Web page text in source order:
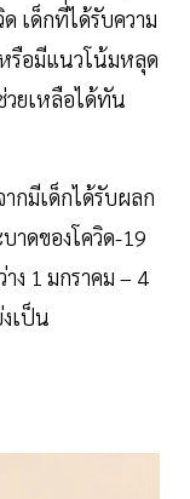
เด็กที่ได้รับความ
รือมีแนวโน้มหลุด
ยเหลือได้ทัน
ากมีเด็กได้รับผลก
าดของโควิด-19
ง 1 มกราคม – 4
เป็น